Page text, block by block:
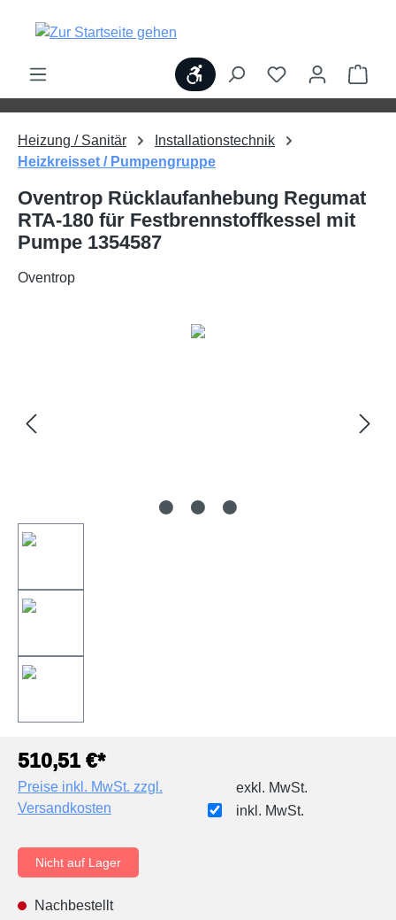
springen
Werkzeugleiste anzeigen
Heizung / Sanitär
Installationstechnik
Heizkreisset / Pumpengruppe
Oventrop Rücklaufanhebung Regumat
RTA-180 für Festbrennstoffkessel mit
Pumpe 1354587
Oventrop
510,51 €*
Preise inkl. MwSt. zzgl.
Versandkosten
exkl. MwSt.
inkl. MwSt.
Nicht auf Lager
Nachbestellt